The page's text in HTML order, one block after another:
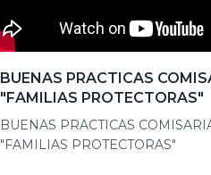
BUENAS PRACTICAS
"FAMILIAS PROTECTORAS"
BUENAS PRACTICAS
"FAMILIAS PROTECTORAS"